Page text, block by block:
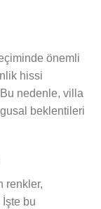
önemli
hissi
Bu nedenle, villa
beklentileri
renkler,
İşte bu